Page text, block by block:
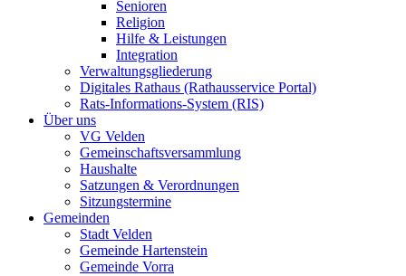
Senioren
Religion
Hilfe & Leistungen
Integration
Verwaltungsgliederung
Digitales Rathaus (Rathausservice Portal)
Rats-Informations-System (RIS)
Über uns
VG Velden
Gemeinschaftsversammlung
Haushalte
Satzungen & Verordnungen
Sitzungstermine
Gemeinden
Stadt Velden
Gemeinde Hartenstein
Gemeinde Vorra